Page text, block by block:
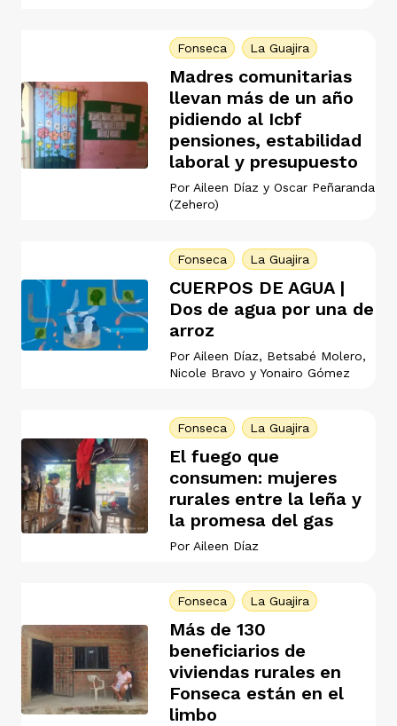
Fonseca La Guajira
Madres comunitarias
llevan más de un año
pidiendo al Icbf
pensiones, estabilidad
laboral y presupuesto
Por Aileen Díaz y Oscar Peñaranda
(Zehero)
Fonseca La Guajira
CUERPOS DE AGUA |
Dos de agua por una de
arroz
Por Aileen Díaz, Betsabé Molero,
Nicole Bravo y Yonairo Gómez
Fonseca La Guajira
El fuego que
consumen: mujeres
rurales entre la leña y
la promesa del gas
Por Aileen Díaz
Fonseca La Guajira
Más de 130
beneficiarios de
viviendas rurales en
Fonseca están en el
limbo